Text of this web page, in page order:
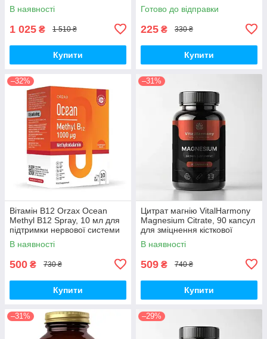
В наявності
1 025 ₴ 1 510 ₴
Купити
Готово до відправки
225 ₴ 330 ₴
Купити
–32%
Вітамін B12 Orzax Ocean
Methyl B12 Spray, 10 мл для
підтримки нервової системи
В наявності
500 ₴ 730 ₴
Купити
–31%
Цитрат магнію VitalHarmony
Magnesium Citrate, 90 капсул
для зміцнення кісткової
тканини
В наявності
509 ₴ 740 ₴
Купити
–31% –29%